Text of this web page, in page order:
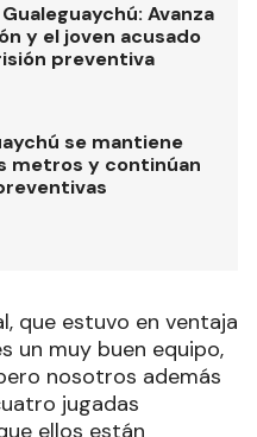
Avanza
y el joven acusado
preventiva
se mantiene
metros y continúan
que estuvo en ventaja
un muy buen equipo,
nosotros además
jugadas
ellos están